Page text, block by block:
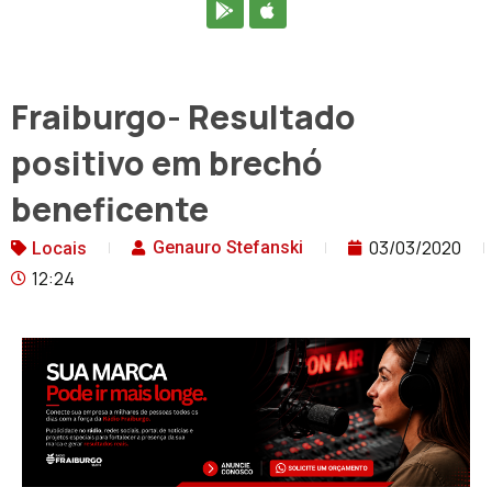
Fraiburgo- Resultado
positivo em brechó
beneficente
Locais Genauro Stefanski
03/03/2020
12:24